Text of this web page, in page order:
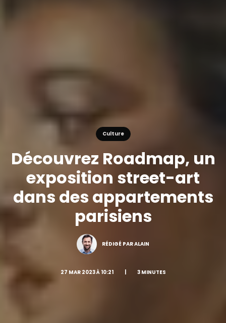
Culture
Découvrez Roadmap, un
exposition street-art
dans des appartements
parisiens
RÉDIGÉ PAR ALAIN
27 MAR 2023 À 10:21 | 3 MINUTES